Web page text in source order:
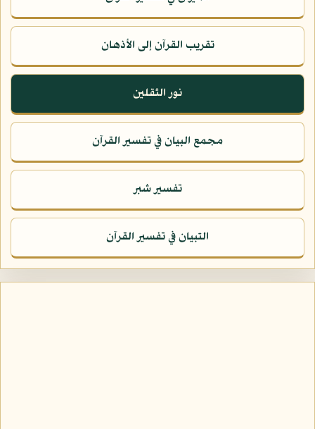
تقريب القرآن إلى الأذهان
نور الثقلين
مجمع البيان في تفسير القرآن
تفسير شبر
التبيان في تفسير القرآن